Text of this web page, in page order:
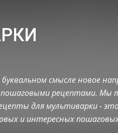
питание
Праздничное меню
Салаты и закуски
Соусы
смысле новое
рецептами. Мы
для мультиварки -
и интересных